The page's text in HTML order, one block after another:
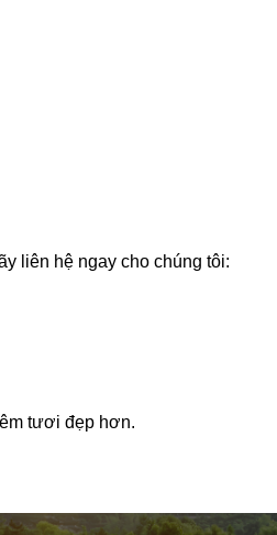
liên hệ ngay cho chúng tôi:
tươi đẹp hơn.